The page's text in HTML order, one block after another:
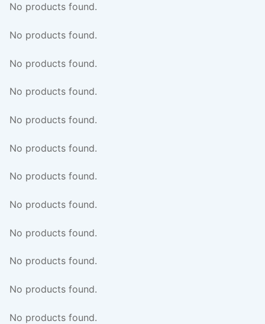
No products found.
No products found.
No products found.
No products found.
No products found.
No products found.
No products found.
No products found.
No products found.
No products found.
No products found.
No products found.